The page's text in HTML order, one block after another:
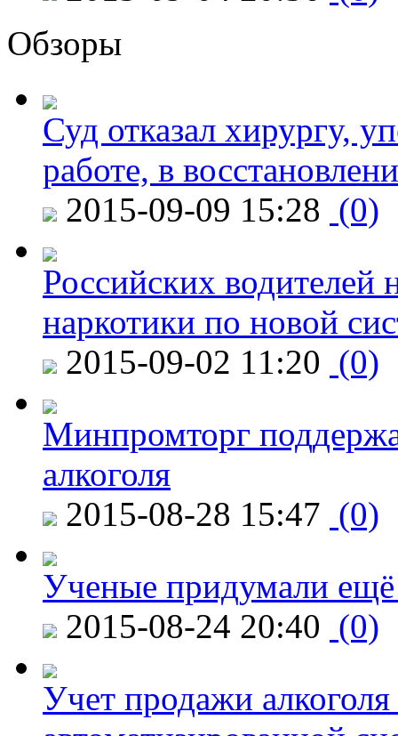
Обзоры
Суд отказал хирургу,
работе, в
2015-09-09 15:28 (0)
Российских водителей
наркотики по новой
2015-09-02 11:20 (0)
Минпромторг
алкоголя
2015-08-28 15:47 (0)
Ученые придумали ещё
2015-08-24 20:40 (0)
Учет продажи